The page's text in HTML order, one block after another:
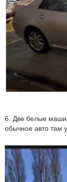
6. Две белые
обычное авто там